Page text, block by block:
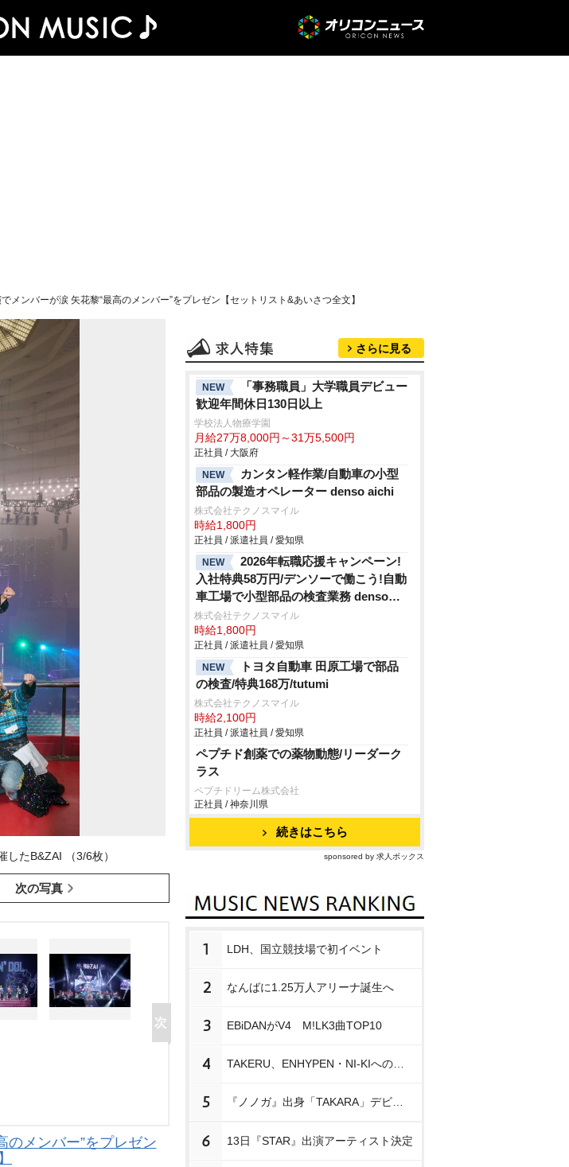
メンバーが涙 矢花黎“最高のメンバー”をプレゼン【セットリスト&あいさつ全文】
したB&ZAI （3/6枚）
次の写真
のメンバー”をプレゼン
さらに見る
NEW
「事務職員」大学職員デビュー
歓迎年間休日130日以上
学校法人物療学園
月給27万8,000円～31万5,500円
正社員 / 大阪府
NEW
カンタン軽作業/自動車の小型
部品の製造オペレーター denso aichi
株式会社テクノスマイル
時給1,800円
正社員 / 派遣社員 / 愛知県
NEW
2026年転職応援キャンペーン!
入社特典58万円/デンソーで働こう!自動
車工場で小型部品の検査業務 denso
aichi
株式会社テクノスマイル
時給1,800円
正社員 / 派遣社員 / 愛知県
NEW
トヨタ自動車 田原工場で部品
の検査/特典168万/tutumi
株式会社テクノスマイル
時給2,100円
正社員 / 派遣社員 / 愛知県
ペプチド創薬での薬物動態/リーダーク
ラス
ペプチドリーム株式会社
正社員 / 神奈川県
続きはこちら
sponsored by 求人ボックス
1 LDH、国立競技場で初イベント
2 なんばに1.25万人アリーナ誕生へ
3 EBiDANがV4 M!LK3曲TOP10
4
5
6 13日『STAR』出演アーティスト決定